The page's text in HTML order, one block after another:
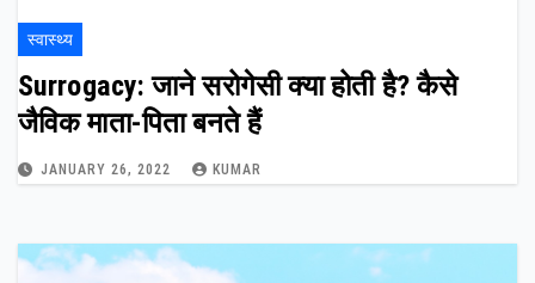
स्वास्थ्य
Surrogacy: जाने सरोगेसी क्या होती है? कैसे
जैविक माता-पिता बनते हैं
JANUARY 26, 2022 KUMAR